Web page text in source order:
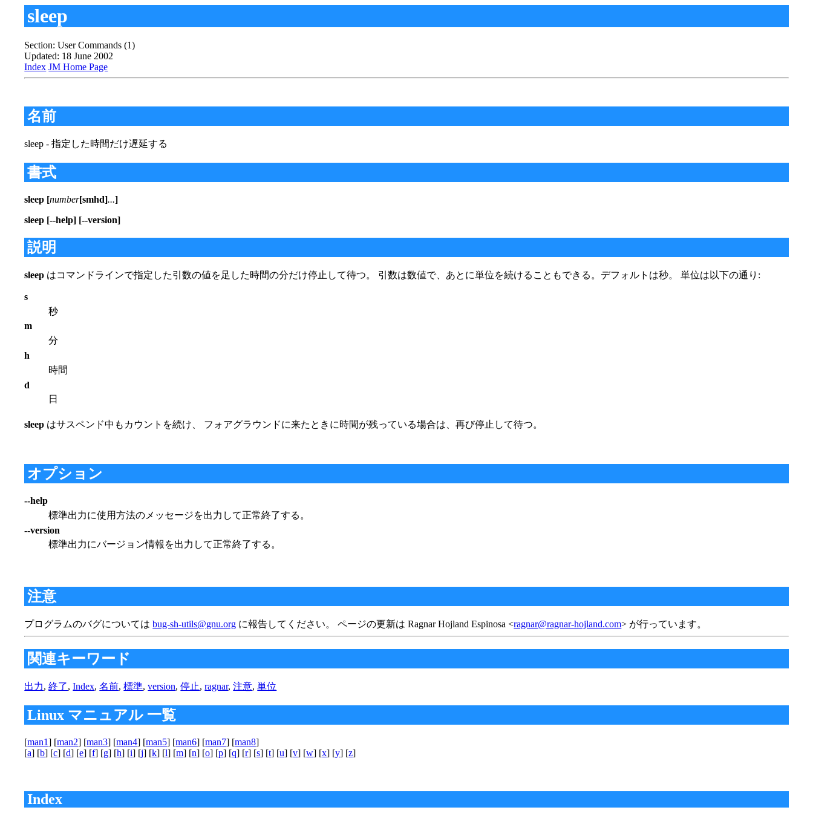
sleep
Section: User Commands (1)
Updated: 18 June 2002
Index JM Home Page
名前
sleep - 指定した時間だけ遅延する
書式
sleep [number[smhd]...]
sleep [--help] [--version]
説明
sleep はコマンドラインで指定した引数の値を足した時間の分だけ停止して待つ。 引数は数値で、あとに単位を続けることもできる。デフォルトは秒。 単位は以下の通り:
s
秒
m
分
h
時間
d
日
sleep はサスペンド中もカウントを続け、 フォアグラウンドに来たときに時間が残っている場合は、再び停止して待つ。
オプション
--help
標準出力に使用方法のメッセージを出力して正常終了する。
--version
標準出力にバージョン情報を出力して正常終了する。
注意
プログラムのバグについてはbug-sh-utils@gnu.org に報告してください。 ページの更新は Ragnar Hojland Espinosa <ragnar@ragnar-hojland.com> が行っています。
関連キーワード
出力,終了,Index,名前,標準,version,停止,ragnar,注意,単位
Linux マニュアル 一覧
[man1] [man2] [man3] [man4] [man5] [man6] [man7] [man8]
[a] [b] [c] [d] [e] [f] [g] [h] [i] [j] [k] [l] [m] [n] [o] [p] [q] [r] [s] [t] [u] [v] [w] [x] [y] [z]
Index